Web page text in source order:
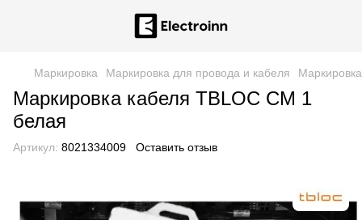
Маркировка Маркировка для провода и кабеля
Маркировка кабеля TBLOC CM 1
белая
Артикул: 8021334009 Оставить отзыв